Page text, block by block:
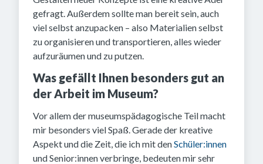
gefragt. Außerdem sollte man bereit sein, auch
viel selbst anzupacken – also Materialien selbst
zu organisieren und transportieren, alles wieder
aufzuräumen und zu putzen.
Was gefällt Ihnen besonders gut an
der Arbeit im Museum?
Vor allem der museumspädagogische Teil macht
mir besonders viel Spaß. Gerade der kreative
Aspekt und die Zeit, die ich mit denSchüler:innen
und Senior:innen verbringe, bedeuten mir sehr